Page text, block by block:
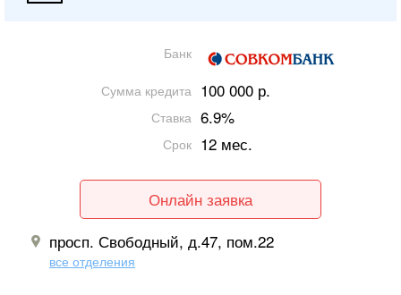
Банк
Сумма кредита 100 000 р.
Ставка 6.9%
Срок 12 мес.
Онлайн заявка
просп. Свободный, д.47, пом.22
все отделения